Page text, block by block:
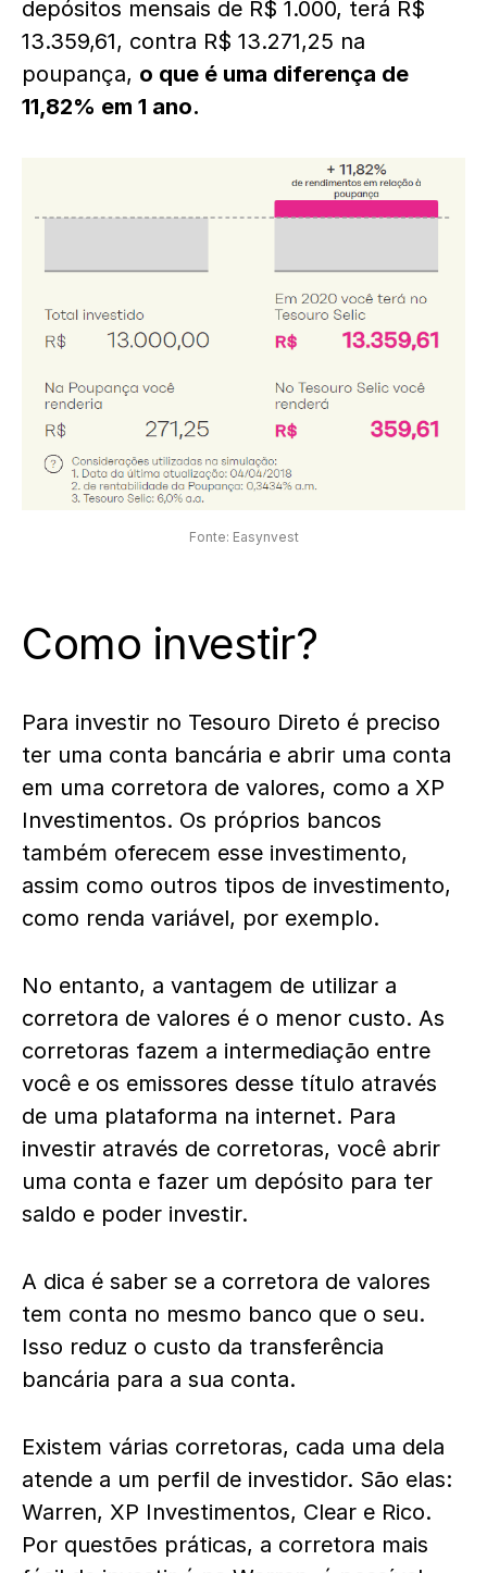
depósitos mensais de R$ 1.000, terá R$
13.359,61, contra R$ 13.271,25 na
poupança, o que é uma diferença de
11,82% em 1 ano.
Fonte: Easynvest
Como investir?
Para investir no Tesouro Direto é preciso
ter uma conta bancária e abrir uma conta
em uma corretora de valores, como a XP
Investimentos. Os próprios bancos
também oferecem esse investimento,
assim como outros tipos de investimento,
como renda variável, por exemplo.
No entanto, a vantagem de utilizar a
corretora de valores é o menor custo. As
corretoras fazem a intermediação entre
você e os emissores desse título através
de uma plataforma na internet. Para
investir através de corretoras, você abrir
uma conta e fazer um depósito para ter
saldo e poder investir.
A dica é saber se a corretora de valores
tem conta no mesmo banco que o seu.
Isso reduz o custo da transferência
bancária para a sua conta.
Existem várias corretoras, cada uma dela
atende a um perfil de investidor. São elas:
Warren, XP Investimentos, Clear e Rico.
Por questões práticas, a corretora mais